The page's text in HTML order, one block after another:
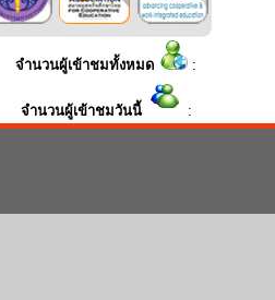
จำนวนผู้เข้าชมทั้งหมด :
จำนวนผู้เข้าชมวันนี้ :